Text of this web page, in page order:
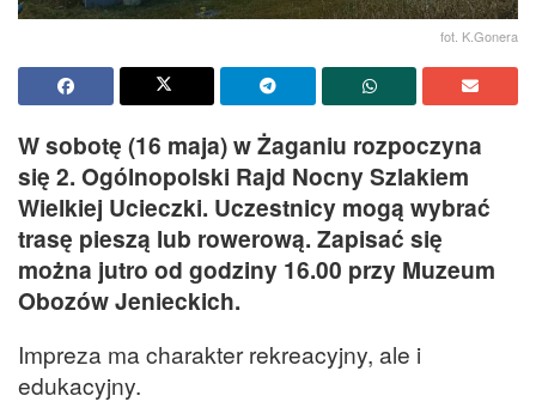
fot. K.Gonera
W sobotę (16 maja) w Żaganiu rozpoczyna
się 2. Ogólnopolski Rajd Nocny Szlakiem
Wielkiej Ucieczki. Uczestnicy mogą wybrać
trasę pieszą lub rowerową. Zapisać się
można jutro od godziny 16.00 przy Muzeum
Obozów Jenieckich.
Impreza ma charakter rekreacyjny, ale i
edukacyjny.